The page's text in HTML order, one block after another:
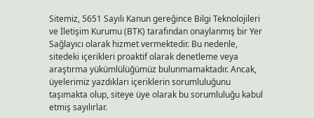
Sitemiz, 5651 Sayılı Kanun gereğince Bilgi Teknolojileri
ve İletişim Kurumu (BTK) tarafından onaylanmış bir Yer
Sağlayıcı olarak hizmet vermektedir. Bu nedenle,
sitedeki içerikleri proaktif olarak denetleme veya
araştırma yükümlülüğümüz bulunmamaktadır. Ancak,
üyelerimiz yazdıkları içeriklerin sorumluluğunu
taşımakta olup, siteye üye olarak bu sorumluluğu kabul
etmiş sayılırlar.